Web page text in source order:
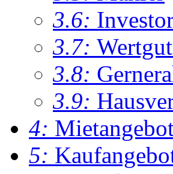
3.6:
3.7:
3.8:
3.9:
4:
5: